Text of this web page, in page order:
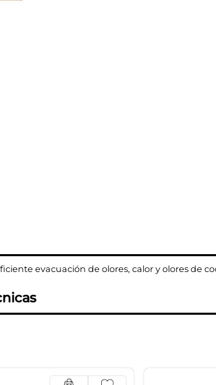
evacuación de olores, calor y olores de